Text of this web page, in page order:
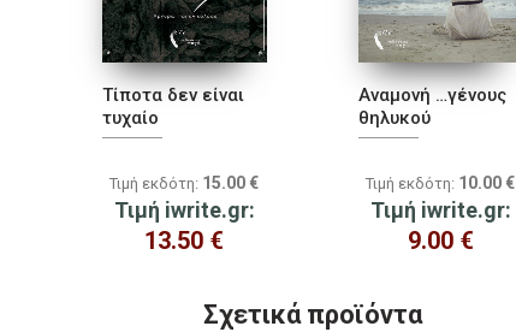
Τίποτα δεν είναι
τυχαίο
Τιμή εκδότη: 15.00 €
Τιμή iwrite.gr:
13.50 €
Αναµονή …γένους
θηλυκού
Τιμή εκδότη: 10.00 €
Τιμή iwrite.gr:
9.00 €
Σχετικά προϊόντα